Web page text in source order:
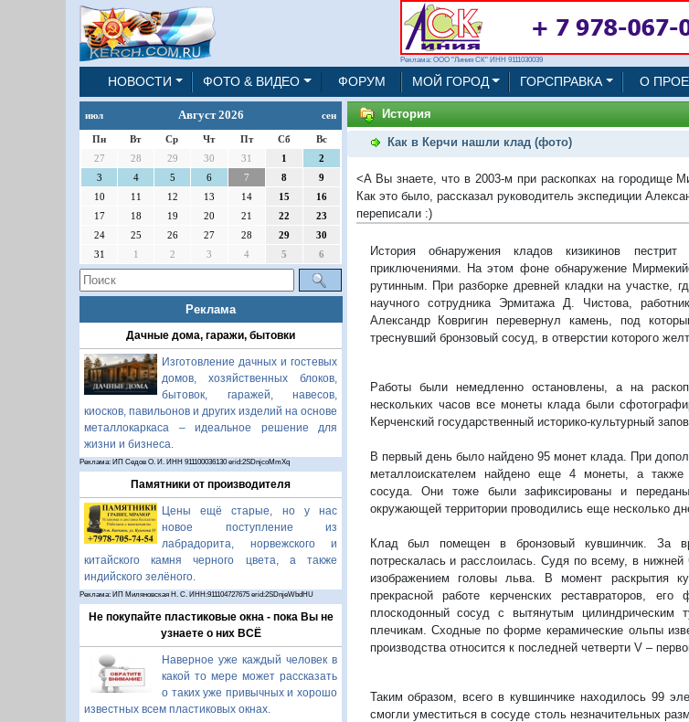
Реклама: ООО "Линия СК" ИНН 9111030039
НОВОСТИ ФОТО & ВИДЕО ФОРУМ МОЙ ГОРОД ГОРСПРАВКА О
июл Август 2026 сен
Пн Вт Ср Чт Пт Сб
Вс
27
28 29 30 31 1
2
3
4 5 6 7 8
9
10
11 12 13 14 15
16
17
18 19 20 21 22
23
24
25 26 27 28 29
30
31
1 2 3 4 5 6
Реклама
Дачные дома, гаражи, бытовки
Изготовление дачных и гостевых
домов, хозяйственных блоков,
бытовок, гаражей, навесов,
киосков, павильонов и других изделий на основе
металлокаркаса – идеальное решение для
жизни и бизнеса.
Реклама: ИП Седов О. И. ИНН 911100036130 erid:2SDnjcoMmXq
Памятники от производителя
Цены ещё старые, но у нас
новое поступление из
лабрадорита, норвежского и
китайского камня черного цвета, а также
индийского зелёного.
Реклама: ИП Миляновская Н. С. ИНН:911104727675 erid:2SDnjeWbdHU
Не покупайте пластиковые окна - пока Вы не
узнаете о них ВСЁ
Наверное уже каждый человек в
какой то мере может рассказать
о таких уже привычных и хорошо
известных всем пластиковых окнах.
История
Как в Керчи нашли клад (фото)
<А Вы знаете, что в 2003-м при раскопках на городище
Как это было, рассказал руководитель экспедиции
переписали :)
История обнаружения кладов кизикинов
приключениями. На этом фоне обнаружение
рутинным. При разборке древней кладки на участке,
научного сотрудника Эрмитажа Д. Чистова,
Александр Ковригин перевернул камень, под
треснувший бронзовый сосуд, в отверстии которого
Работы были немедленно остановлены, а на
нескольких часов все монеты клада были
Керченский государственный историко-культурный
В первый день было найдено 95 монет клада. При
металлоискателем найдено еще 4 монеты, а также
сосуда. Они тоже были зафиксированы и
окружающей территории проводились еще несколько
Клад был помещен в бронзовый кувшинчик. За
потрескалась и расслоилась. Судя по всему, в
изображением головы льва. В момент раскрытия
прекрасной работе керченских реставраторов,
плоскодонный сосуд с вытянутым цилиндрическим
плечикам. Сходные по форме керамические ольпы
производства относится к последней четверти V –
Таким образом, всего в кувшинчике находилось 99
смогли уместиться в сосуде столь незначительных